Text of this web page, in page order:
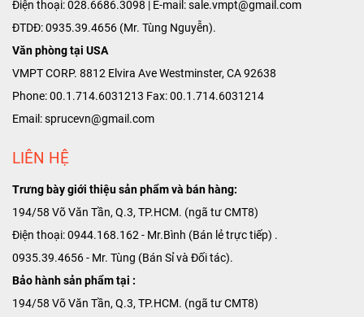
Điện thoại: 028.6686.3098 | E-mail: sale.vmpt@gmail.com
ĐTDĐ: 0935.39.4656 (Mr. Tùng Nguyễn).
Văn phòng tại USA
VMPT CORP. 8812 Elvira Ave Westminster, CA 92638
Phone: 00.1.714.6031213 Fax: 00.1.714.6031214
Email: sprucevn@gmail.com
LIÊN HỆ
Trưng bày giới thiệu sản phẩm và bán hàng:
194/58 Võ Văn Tần, Q.3, TP.HCM. (ngã tư CMT8)
Điện thoại: 0944.168.162 - Mr.Bình (Bán lẻ trực tiếp) .
0935.39.4656 - Mr. Tùng (Bán Sỉ và Đối tác).
Bảo hành sản phẩm tại :
194/58 Võ Văn Tần, Q.3, TP.HCM. (ngã tư CMT8)